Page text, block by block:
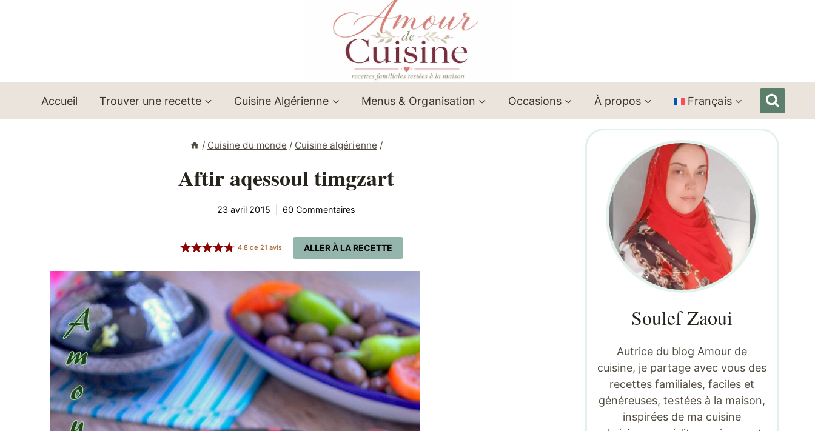
Accueil Trouver une recette Cuisine Algérienne Menus & Organisation Occasions À propos Français
/ Cuisine du monde / Cuisine algérienne /
Aftir aqessoul timgzart
23 avril 2015 60 Commentaires
ALLER À LA RECETTE
4.8 de 21 avis
Soulef Zaoui
Autrice du blog Amour de
cuisine, je partage avec vous des
recettes familiales, faciles et
généreuses, testées à la maison,
inspirées de ma cuisine